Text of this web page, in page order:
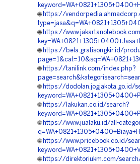
🌐 https://
🌐 https://
🌐 https://bela.gratisongkir.id/
🌐 https://tanilink.com/index.php?
🌐 https://dodolan.jogjakota.go.id/
🌐 https://lakukan.co.id/search?
🌐 https://www.jualaku.id/all-
🌐 https://www.pricebook.co.id/
🌐 https://direktoriukm.com/